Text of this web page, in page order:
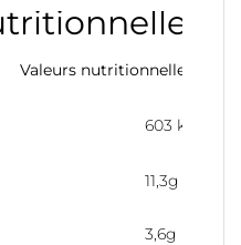
Valeurs nutritionnelles pour
603 kJ (146
11,3g
3,6g